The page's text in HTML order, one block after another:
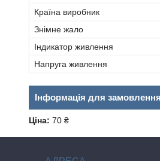
Країна виробник
Знімне жало
Індикатор живлення
Напруга живлення
Інформація для замовлення
Ціна: 70 ₴